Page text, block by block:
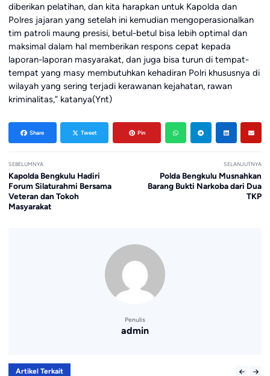
diberikan pelatihan, dan kita harapkan untuk Kapolda dan
Polres jajaran yang setelah ini kemudian mengoperasionalkan
tim patroli maung presisi, betul-betul bisa lebih optimal dan
maksimal dalam hal memberikan respons cepat kepada
laporan-laporan masyarakat, dan juga bisa turun di tempat-
tempat yang masy membutuhkan kehadiran Polri khususnya di
wilayah yang sering terjadi kerawanan kejahatan, rawan
kriminalitas,” katanya(Ynt)
Share Tweet Pin
SEBELUMNYA
Kapolda Bengkulu Hadiri
Forum Silaturahmi Bersama
Veteran dan Tokoh
Masyarakat
SELANJUTNYA
Polda Bengkulu Musnahkan
Barang Bukti Narkoba dari Dua
TKP
Penulis
admin
Artikel Terkait